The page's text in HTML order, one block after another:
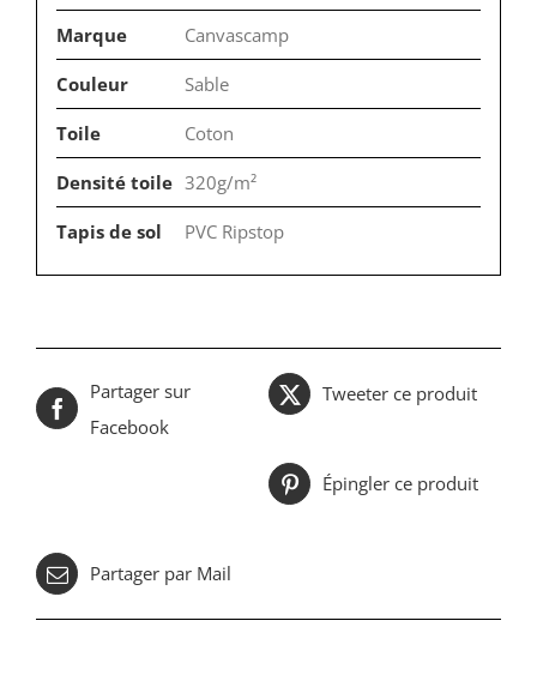
Marque Canvascamp
Couleur Sable
Toile Coton
Densité toile 320g/m²
Tapis de sol PVC Ripstop
Partager sur
Facebook
Tweeter ce produit
Épingler ce produit
Partager par Mail